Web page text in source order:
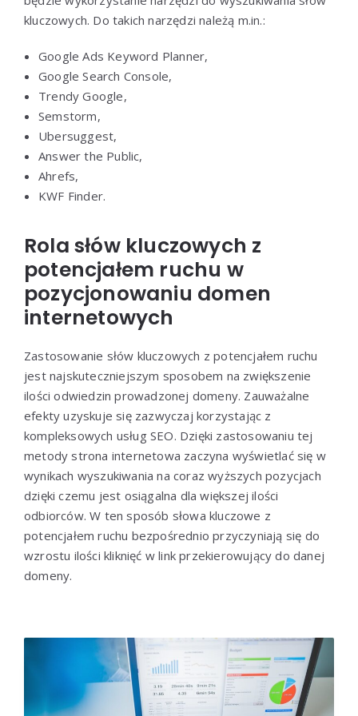
kluczowych. Do takich narzędzi należą m.in.:
Google Ads Keyword Planner,
Google Search Console,
Trendy Google,
Semstorm,
Ubersuggest,
Answer the Public,
Ahrefs,
KWF Finder.
Rola słów kluczowych z
potencjałem ruchu w
pozycjonowaniu domen
internetowych
Zastosowanie słów kluczowych z potencjałem ruchu
jest najskuteczniejszym sposobem na zwiększenie
ilości odwiedzin prowadzonej domeny. Zauważalne
efekty uzyskuje się zazwyczaj korzystając z
kompleksowych usług SEO. Dzięki zastosowaniu tej
metody strona internetowa zaczyna wyświetlać się w
wynikach wyszukiwania na coraz wyższych pozycjach
dzięki czemu jest osiągalna dla większej ilości
odbiorców. W ten sposób słowa kluczowe z
potencjałem ruchu bezpośrednio przyczyniają się do
wzrostu ilości kliknięć w link przekierowujący do danej
domeny.